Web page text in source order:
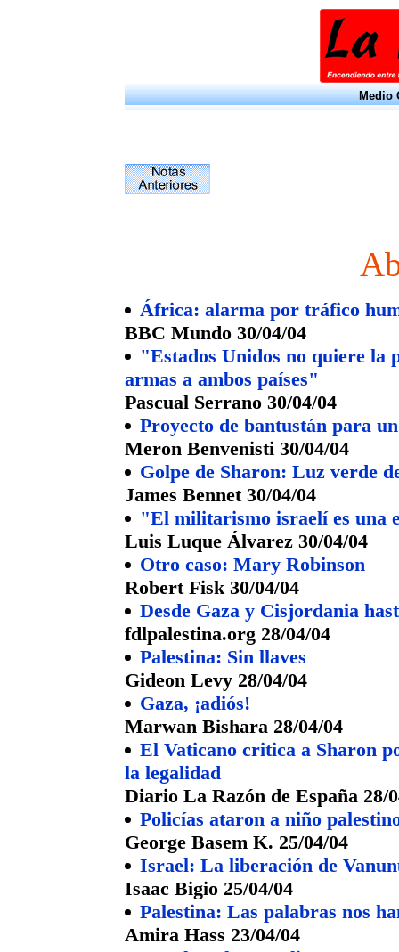
Medio
África: alarma por tráfico
BBC Mundo 30/04/04
"Estados Unidos no quiere la
armas a ambos países"
Pascual Serrano 30/04/04
Proyecto de bantustán para
Meron Benvenisti 30/04/04
Golpe de Sharon: Luz verde
James Bennet 30/04/04
"El militarismo israelí es una
Luis Luque Álvarez 30/04/04
Otro caso: Mary Robinson
Robert Fisk 30/04/04
Desde Gaza y Cisjordania
fdlpalestina.org 28/04/04
Palestina: Sin llaves
Gideon Levy 28/04/04
Gaza, ¡adiós!
Marwan Bishara 28/04/04
El Vaticano critica a Sharon
la legalidad
Diario La Razón de España 28/
Policías ataron a niño
George Basem K. 25/04/04
Israel: La liberación de
Isaac Bigio 25/04/04
Palestina: Las palabras nos
Amira Hass 23/04/04